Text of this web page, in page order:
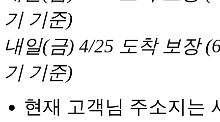
기 기준)
내일(금) 4/25 도착 보장(
기 기준)
현재 고객님 주소지는